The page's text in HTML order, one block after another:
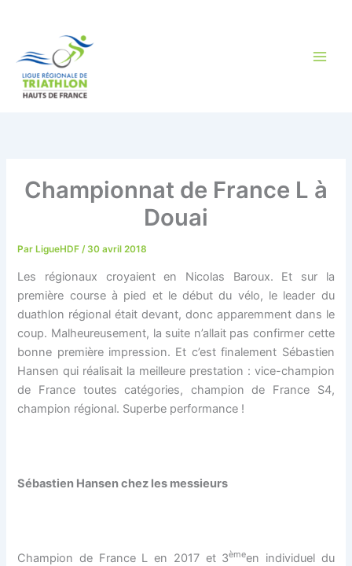
Championnat de France L à
Douai
ParLigueHDF / 30 avril 2018
Les régionaux croyaient en Nicolas Baroux. Et sur la
première course à pied et le début du vélo, le leader du
duathlon régional était devant, donc apparemment dans le
coup. Malheureusement, la suite n’allait pas confirmer cette
bonne première impression. Et c’est finalement Sébastien
Hansen qui réalisait la meilleure prestation : vice-champion
de France toutes catégories, champion de France S4,
champion régional. Superbe performance !
Sébastien Hansen chez les messieurs
Champion de France L en 2017 et 3èmeen individuel du